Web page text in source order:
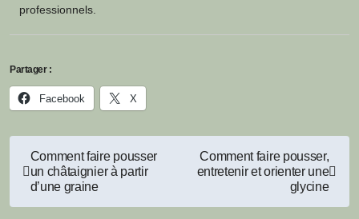
professionnels.
Partager :
Facebook X
Navigation
de
Comment faire pousser
un châtaignier à partir
d’une graine
Comment faire pousser,
entretenir et orienter une
glycine